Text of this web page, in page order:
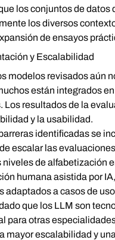
los conjuntos de
los diversos
de ensayos
y Escalabilidad
modelos revisados aún
están integrados
Los resultados de la
y la usabilidad.
identificadas se
escalar las
niveles de alfabetización
humana asistida por
adaptados a casos de
que los LLM son
para otras
mayor escalabilidad y